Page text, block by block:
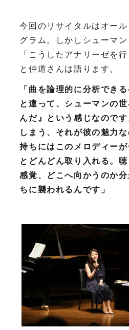
今回のリサイタルはオー
グラム。しかしシューマン
「こうしたアナリーゼを
と仲道さんは語ります。
「曲を論理的に分析でき
と違って、シューマンの
んだ』という感じなので
しまう、それが彼の魅力
持ちにはこのメロディーが
とどんどん取り入れる。
感覚、どこへ向かうのか
ちに襲われるんです」